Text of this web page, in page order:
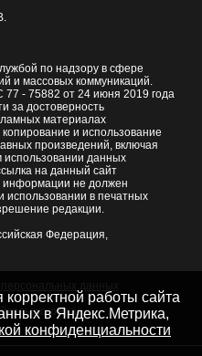
по надзору в сфере
и массовых коммуникаций.
- 75882 от 24 июня 2019 года
за достоверность
материалах
и использование
произведений, включая
данных
на данный сайт
информации не должен
в печатных
редакции.
Федерация,
края
работы сайта
в Яндекс.Метрика,
конфиденциальности